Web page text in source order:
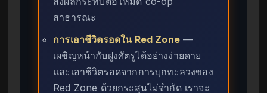
สาธารณะ
การเอาชีวิตรอดใน Red Zone —
เผชิญหน้ากับฝูงศัตรูได้อย่างง่ายดาย
และเอาชีวิตรอดจากการบุกทะลวงของ
Red Zone ด้วยกระสุนไม่จำกัด เราจะ